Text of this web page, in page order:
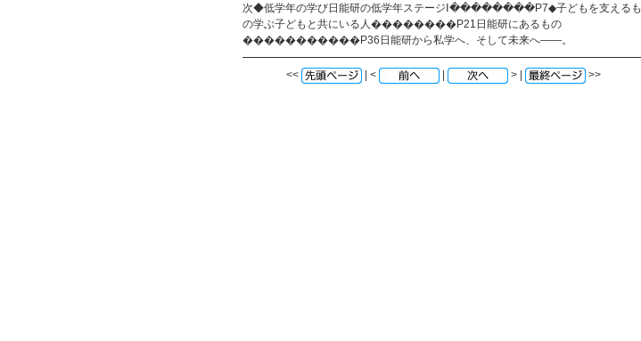
次◆低学年の学び日能研の低学年ステージⅠ��������P7◆子どもを支えるも
の学ぶ子どもと共にいる人��������P21日能研にあるもの
�����������P36日能研から私学へ、そして未来へ——。
<< | < > | >>